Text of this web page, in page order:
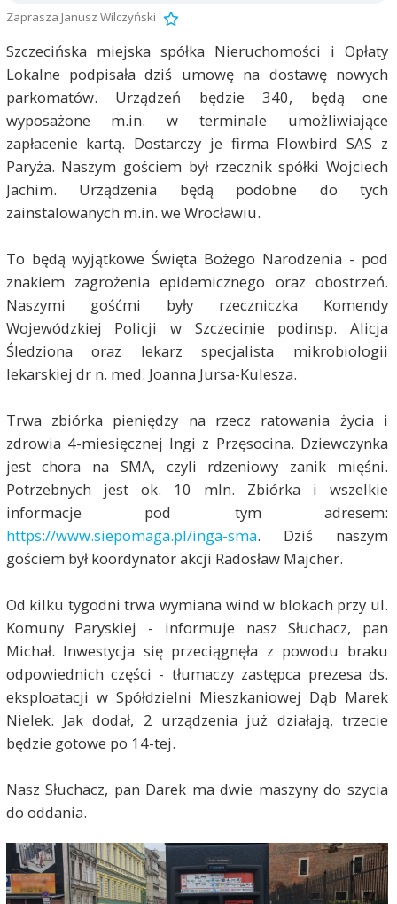
Zaprasza Janusz Wilczyński
Szczecińska miejska spółka Nieruchomości i Opłaty
Lokalne podpisała dziś umowę na dostawę nowych
parkomatów. Urządzeń będzie 340, będą one
wyposażone m.in. w terminale umożliwiające
zapłacenie kartą. Dostarczy je firma Flowbird SAS z
Paryża. Naszym gościem był rzecznik spółki Wojciech
Jachim. Urządzenia będą podobne do tych
zainstalowanych m.in. we Wrocławiu.
To będą wyjątkowe Święta Bożego Narodzenia - pod
znakiem zagrożenia epidemicznego oraz obostrzeń.
Naszymi gośćmi były rzeczniczka Komendy
Wojewódzkiej Policji w Szczecinie podinsp. Alicja
Śledziona oraz lekarz specjalista mikrobiologii
lekarskiej dr n. med. Joanna Jursa-Kulesza.
Trwa zbiórka pieniędzy na rzecz ratowania życia i
zdrowia 4-miesięcznej Ingi z Przęsocina. Dziewczynka
jest chora na SMA, czyli rdzeniowy zanik mięśni.
Potrzebnych jest ok. 10 mln. Zbiórka i wszelkie
informacje pod tym adresem:
https://www.siepomaga.pl/inga-sma. Dziś naszym
gościem był koordynator akcji Radosław Majcher.
Od kilku tygodni trwa wymiana wind w blokach przy ul.
Komuny Paryskiej - informuje nasz Słuchacz, pan
Michał. Inwestycja się przeciągnęła z powodu braku
odpowiednich części - tłumaczy zastępca prezesa ds.
eksploatacji w Spółdzielni Mieszkaniowej Dąb Marek
Nielek. Jak dodał, 2 urządzenia już działają, trzecie
będzie gotowe po 14-tej.
Nasz Słuchacz, pan Darek ma dwie maszyny do szycia
do oddania.